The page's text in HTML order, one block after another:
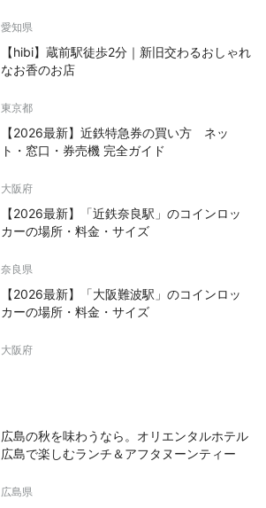
愛知県
【hibi】蔵前駅徒歩2分｜新旧交わるおしゃれ
なお香のお店
東京都
【2026最新】近鉄特急券の買い方 ネッ
ト・窓口・券売機 完全ガイド
大阪府
【2026最新】「近鉄奈良駅」のコインロッ
カーの場所・料金・サイズ
奈良県
【2026最新】「大阪難波駅」のコインロッ
カーの場所・料金・サイズ
大阪府
広島の秋を味わうなら。オリエンタルホテル
広島で楽しむランチ＆アフタヌーンティー
広島県